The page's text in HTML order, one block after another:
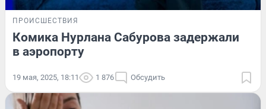
ПРОИСШЕСТВИЯ
Комика Нурлана Сабурова задержали
в аэропорту
19 мая, 2025, 18:11 1 876 Обсудить